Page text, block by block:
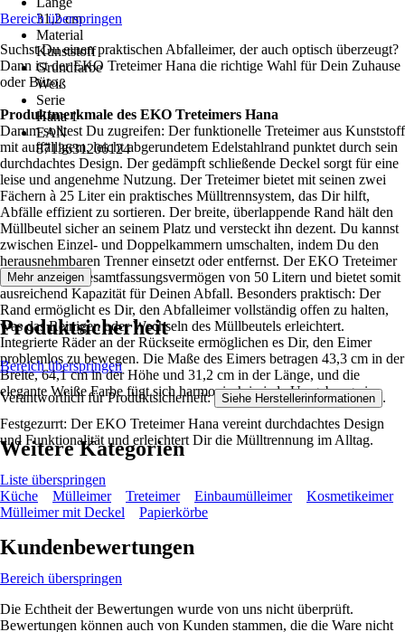
31,2 cm
Material
Kunststoff
Grundfarbe
Weiß
Serie
Hana 1
EAN
8713631206124
Bereich überspringen
Suchst Du einen praktischen Abfalleimer, der auch optisch überzeugt?
Dann ist der EKO Treteimer Hana die richtige Wahl für Dein Zuhause
oder Büro.
Produktmerkmale des EKO Treteimers Hana
Darum solltest Du zugreifen: Der funktionelle Treteimer aus Kunststoff
mit auffälligem, leicht abgerundetem Edelstahlrand punktet durch sein
durchdachtes Design. Der gedämpft schließende Deckel sorgt für eine
leise und angenehme Nutzung. Der Treteimer bietet mit seinen zwei
Fächern à 25 Liter ein praktisches Mülltrennsystem, das Dir hilft,
Abfälle effizient zu sortieren. Der breite, überlappende Rand hält den
Müllbeutel sicher an seinem Platz und versteckt ihn dezent. Du kannst
zwischen Einzel- und Doppelkammern umschalten, indem Du den
herausnehmbaren Trenner einsetzt oder entfernst. Der EKO Treteimer
Hana hat ein Gesamtfassungsvermögen von 50 Litern und bietet somit
ausreichend Kapazität für Deinen Abfall. Besonders praktisch: Der
Rand ermöglicht es Dir, den Abfalleimer vollständig offen zu halten,
was das Reinigen oder Wechseln des Müllbeutels erleichtert.
Integrierte Räder an der Rückseite ermöglichen es Dir, den Eimer
problemlos zu bewegen. Die Maße des Eimers betragen 43,3 cm in der
Breite, 64,1 cm in der Höhe und 31,2 cm in der Länge, und die
elegante Weiße Farbe fügt sich harmonisch in jede Umgebung ein.
Festgezurrt: Der EKO Treteimer Hana vereint durchdachtes Design
und Funktionalität und erleichtert Dir die Mülltrennung im Alltag.
Mehr anzeigen
Produktsicherheit
Bereich überspringen
Verantwortlich für Produktsicherheit: Siehe Herstellerinformationen .
Weitere Kategorien
Liste überspringen
Küche
Mülleimer Treteimer Einbaumülleimer
Kosmetikeimer
Mülleimer mit Deckel
Papierkörbe
Kundenbewertungen
Bereich überspringen
Die Echtheit der Bewertungen wurde von uns nicht überprüft.
Bewertungen können auch von Kunden stammen, die die Ware nicht